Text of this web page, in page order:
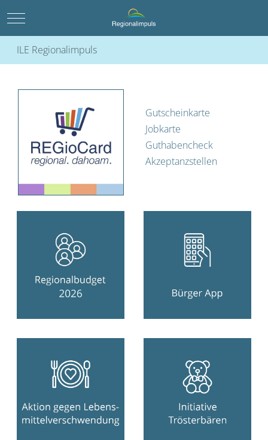
Mobile Menu Toggle
ILE Regionalimpuls
Gutscheinkarte
Jobkarte
Guthabencheck
Akzeptanzstellen